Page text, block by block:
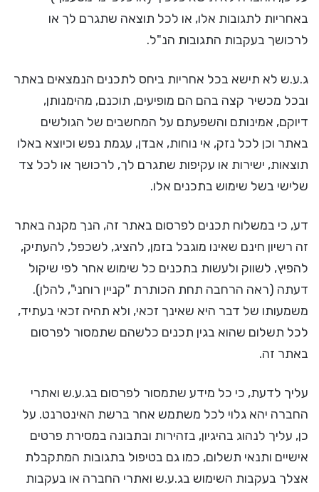
באחריות לתגובות אלו, או לכל תוצאה שתגרם לך או
לרכושך בעקבות התגובות הנ"ל.
ג.ע.ש לא תישא בכל אחריות ביחס לתכנים הנמצאים באתר
ובכל מכשיר קצה בהם הם מופיעים, תוכנם, מהימנותן,
דיוקם, אמינותם והשפעתם על המחשבים של הגולשים
באתר וכן לכל נזק, אי נוחות, אבדן, עגמת נפש וכיוצא באלו
תוצאות, ישירות או עקיפות שתגרם לך, לרכושך או לכל צד
שלישי בשל שימוש בתכנים אלו.
דע, כי במשלוח תכנים לפרסום באתר זה, הנך מקנה באתר
זה רשיון חינם שאינו מוגבל בזמן, להציג, לשכפל, להעתיק,
להפיץ, לשווק ולעשות בתכנים כל שימוש אחר לפי שיקול
דעתה (ראה הרחבה תחת הכותרת "קניין רוחני", להלן).
משמעותו של דבר היא שאינך זכאי, ולא תהיה זכאי בעתיד,
לכל תשלום שהוא בגין תכנים כלשהם שתמסור לפרסום
באתר זה.
עליך לדעת, כי כל מידע שתמסור לפרסום בג.ע.ש ואתרי
החברה יהא גלוי לכל משתמש אחר ברשת האינטרנט. על
כן, עליך לנהוג בהיגיון, בזהירות ובתבונה במסירת פרטים
אישיים ותנאי תשלום, כמו גם בטיפול בתגובות המתקבלת
אצלך בעקבות השימוש בג.ע.ש ואתרי החברה או בעקבות